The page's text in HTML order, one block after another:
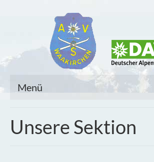
Menü
Unsere Sektion
Unsere Sektion